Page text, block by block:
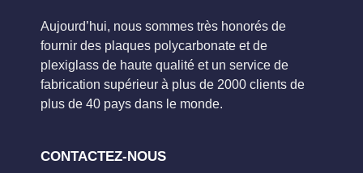
Aujourd’hui, nous sommes très honorés de
fournir des plaques polycarbonate et de
plexiglass de haute qualité et un service de
fabrication supérieur à plus de 2000 clients de
plus de 40 pays dans le monde.
CONTACTEZ-NOUS